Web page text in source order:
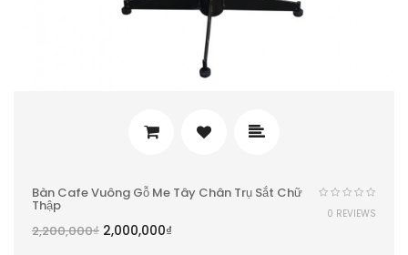
Bàn Cafe Vuông Gỗ Me Tây Chân Trụ Sắt Chữ
Thập
2,200,000₫ 2,000,000₫
0 REVIEWS